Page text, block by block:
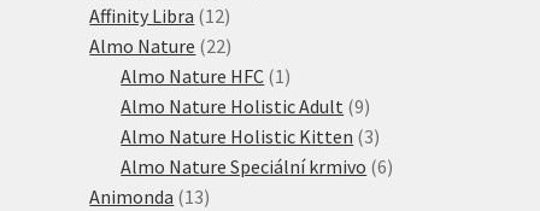
Affinity Libra 1212
produktů
Almo Nature 2222
produktů
Almo Nature HFC 1 1
produkt
Almo Nature Holistic Adult 99
produktů
Almo Nature Holistic Kitten 33
produkty
Almo Nature Speciální krmivo 66
Animonda 1313